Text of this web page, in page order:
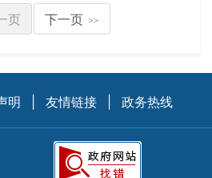
页 下一页 >>
明 友情链接 政务热线